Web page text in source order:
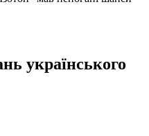
українського